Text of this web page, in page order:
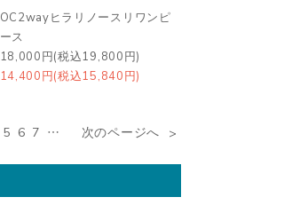
OC2wayヒラリノースリワンピ
ース
18,000円(税込19,800円)
14,400円(税込15,840円)
5 6 7 … 次のページへ